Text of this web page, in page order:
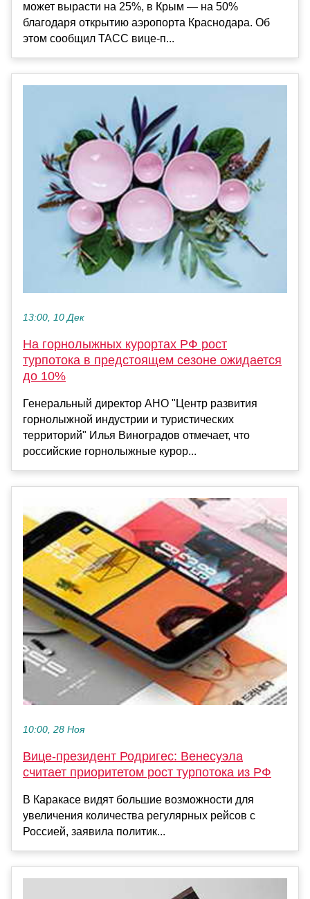
может вырасти на 25%, в Крым — на 50%
благодаря открытию аэропорта Краснодара. Об
этом сообщил ТАСС вице-п...
13:00, 10 Дек
На горнолыжных курортах РФ рост
турпотока в предстоящем сезоне ожидается
до 10%
Генеральный директор АНО "Центр развития
горнолыжной индустрии и туристических
территорий" Илья Виноградов отмечает, что
российские горнолыжные курор...
10:00, 28 Ноя
Вице-президент Родригес: Венесуэла
считает приоритетом рост турпотока из РФ
В Каракасе видят большие возможности для
увеличения количества регулярных рейсов с
Россией, заявила политик...